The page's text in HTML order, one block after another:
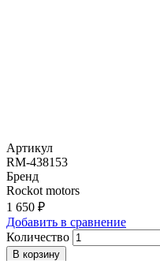
Артикул
RM-438153
Бренд
Rockot motors
1 650 ₽
Добавить в сравнение
Количество